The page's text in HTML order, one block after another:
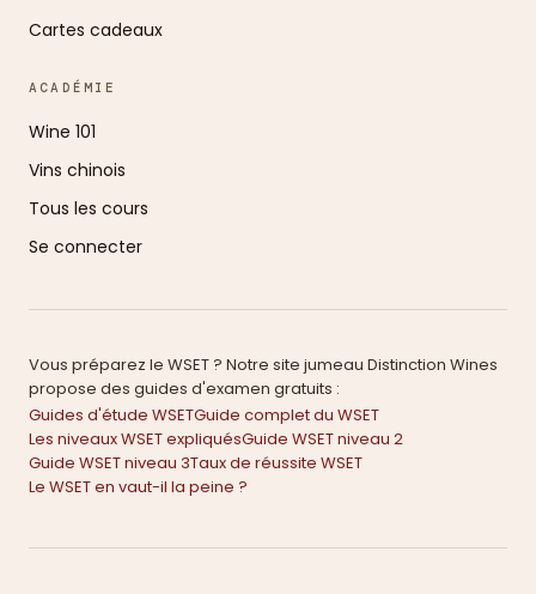
Cartes cadeaux
ACADÉMIE
Wine 101
Vins chinois
Tous les cours
Se connecter
Vous préparez le WSET ? Notre site jumeau Distinction Wines
propose des guides d'examen gratuits :
Guides d'étude WSETGuide complet du WSET
Les niveaux WSET expliquésGuide WSET niveau 2
Guide WSET niveau 3Taux de réussite WSET
Le WSET en vaut-il la peine ?